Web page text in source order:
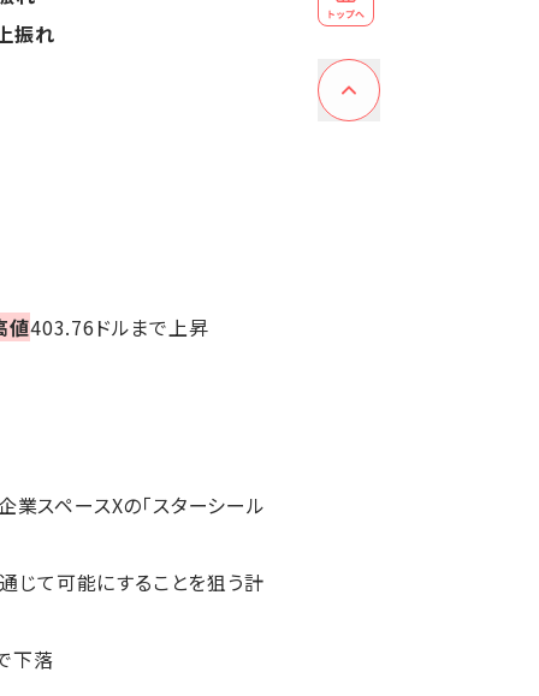
振れ
値403.76ドルまで上昇
業スペースXの「スターシール
じて可能にすることを狙う計
下落